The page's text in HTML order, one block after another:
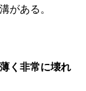
がある。
く非常に壊れ